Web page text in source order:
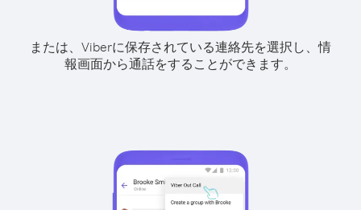
または、Viberに保存されている連絡先を選択し、情
報画面から通話をすることができます。